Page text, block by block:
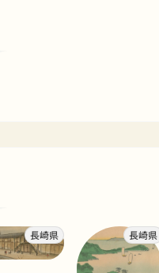
長崎県 長崎県